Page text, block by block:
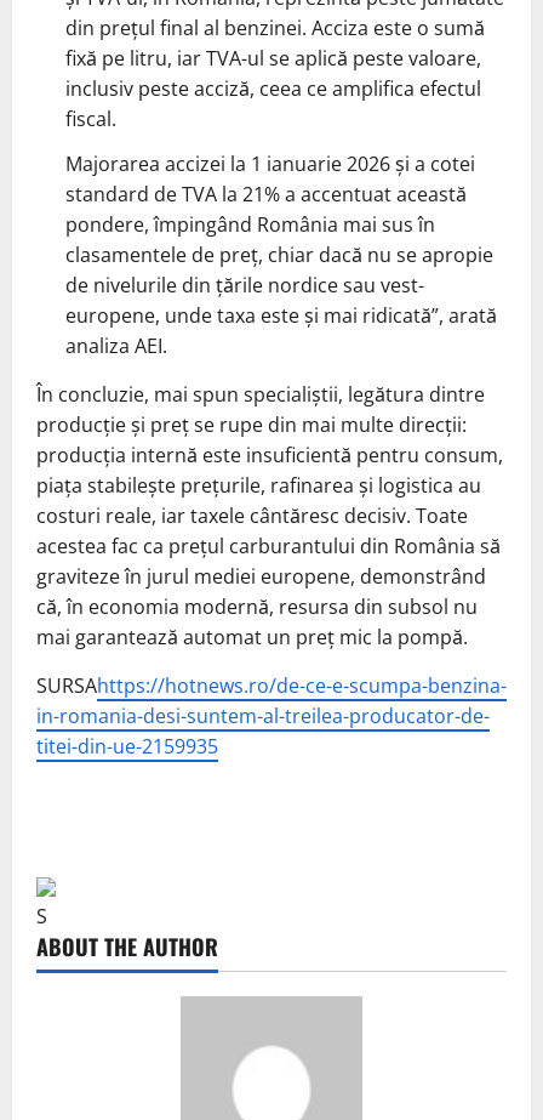
din prețul final al benzinei. Acciza este o sumă
fixă ​​pe litru, iar TVA-ul se aplică peste valoare,
inclusiv peste acciză, ceea ce amplifica efectul
fiscal.
Majorarea accizei la 1 ianuarie 2026 și a cotei
standard de TVA la 21% a accentuat această
pondere, împingând România mai sus în
clasamentele de preț, chiar dacă nu se apropie
de nivelurile din țările nordice sau vest-
europene, unde taxa este și mai ridicată”, arată
analiza AEI.
În concluzie, mai spun specialiștii, legătura dintre
producție și preț se rupe din mai multe direcții:
producția internă este insuficientă pentru consum,
piața stabilește prețurile, rafinarea și logistica au
costuri reale, iar taxele cântăresc decisiv. Toate
acestea fac ca prețul carburantului din România să
graviteze în jurul mediei europene, demonstrând
că, în economia modernă, resursa din subsol nu
mai garantează automat un preț mic la pompă.
SURSAhttps://hotnews.ro/de-ce-e-scumpa-benzina-
in-romania-desi-suntem-al-treilea-producator-de-
titei-din-ue-2159935
S
ABOUT THE AUTHOR